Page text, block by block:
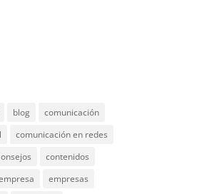
blog
comunicación
comunicación en redes
contenidos
empresas